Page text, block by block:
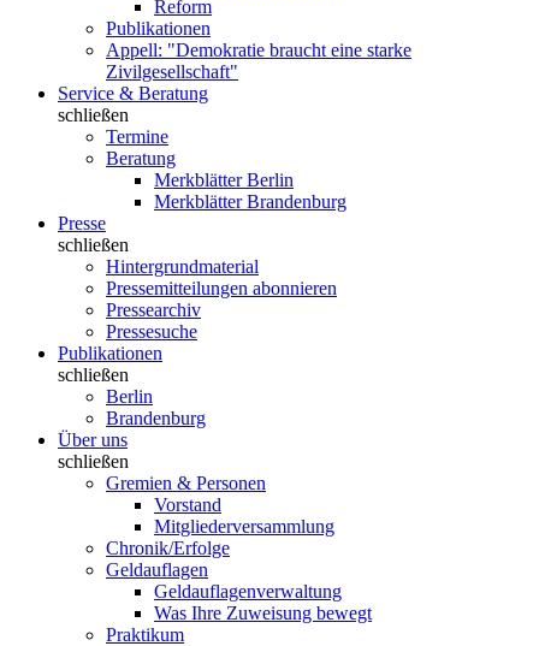
Reform
Publikationen
Appell: "Demokratie braucht eine starke
Zivilgesellschaft"
Service & Beratung
schließen
Termine
Beratung
Merkblätter Berlin
Merkblätter Brandenburg
Presse
schließen
Hintergrundmaterial
Pressemitteilungen abonnieren
Pressearchiv
Pressesuche
Publikationen
schließen
Berlin
Brandenburg
Über uns
schließen
Gremien & Personen
Vorstand
Mitgliederversammlung
Chronik/Erfolge
Geldauflagen
Geldauflagenverwaltung
Was Ihre Zuweisung bewegt
Praktikum